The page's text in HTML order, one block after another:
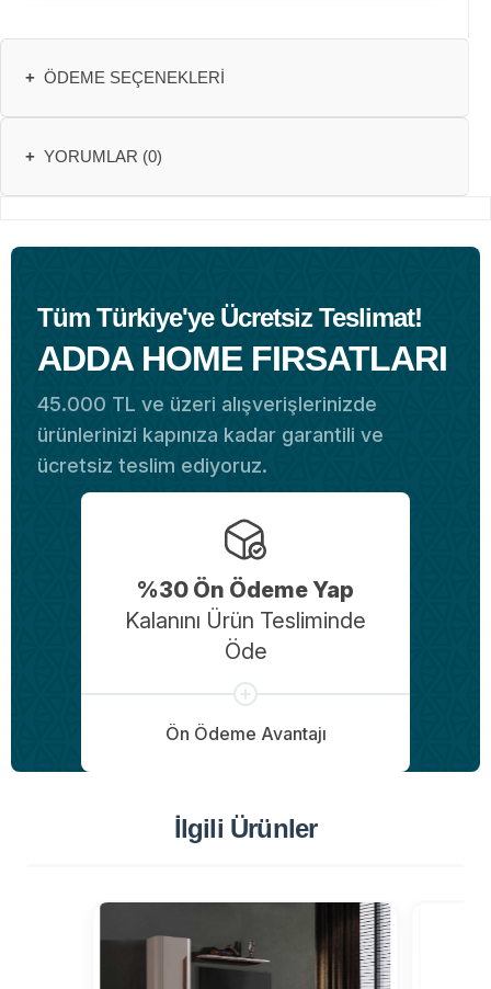
+ ÖDEME SEÇENEKLERI
+ YORUMLAR (0)
Tüm Türkiye'ye Ücretsiz Teslimat!
ADDA HOME FIRSATLARI
45.000 TL ve üzeri alışverişlerinizde
ürünlerinizi kapınıza kadar garantili ve
ücretsiz teslim ediyoruz.
%30 Ön Ödeme Yap
Kalanını Ürün Tesliminde
Öde
Ön Ödeme Avantajı
İlgili Ürünler